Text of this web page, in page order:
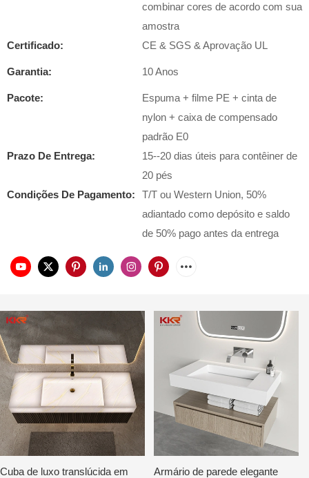
combinar cores de acordo com sua
amostra
Certificado:
CE & SGS & Aprovação UL
Garantia: 10 Anos
Pacote:
Espuma + filme PE + cinta de
nylon + caixa de compensado
padrão E0
Prazo De Entrega:
15--20 dias úteis para contêiner de
20 pés
Condições De Pagamento:
T/T ou Western Union, 50%
adiantado como depósito e saldo
de 50% pago antes da entrega
Cuba de luxo translúcida em
Armário de parede elegante